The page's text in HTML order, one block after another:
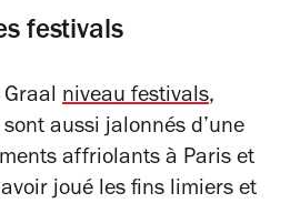
festivals
Graal niveau festivals,
aussi jalonnés d’une
affriolants à Paris et
joué les fins limiers et